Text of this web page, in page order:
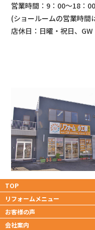
営業時間：9：00～18：00
(ショールームの営業時間
店休日：日曜・祝日、
TOP
リフォームメニュー
お客様の声
会社案内